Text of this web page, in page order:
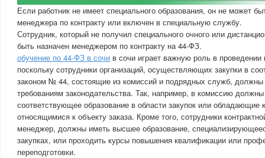
Если работник не имеет специального образования, он не может
менеджера по контракту или включен в специальную службу.
Сотрудник, который не получил специального очного или
быть назначен менеджером по контракту на 44-ФЗ.
обучение по 44-ФЗ в сочи в сочи играет важную роль в проведении
поскольку сотрудники организаций, осуществляющих закупки в
законом № 44, состоящие из комиссий и подрядных служб, должны
требованиям законодательства. Так, например, в комиссию
соответствующее образование в области закупок или обладающие
относящимися к объекту заказа. Кроме того, сотрудники
менеджер, должны иметь высшее образование,
закупках, или проходить курсы повышения квалификации или
переподготовки.